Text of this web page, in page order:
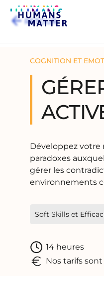
RETOUR
COGNITION ET
Développez votre
paradoxes
gérer les
environnements
Soft Skills et
14 heures
Nos tarifs